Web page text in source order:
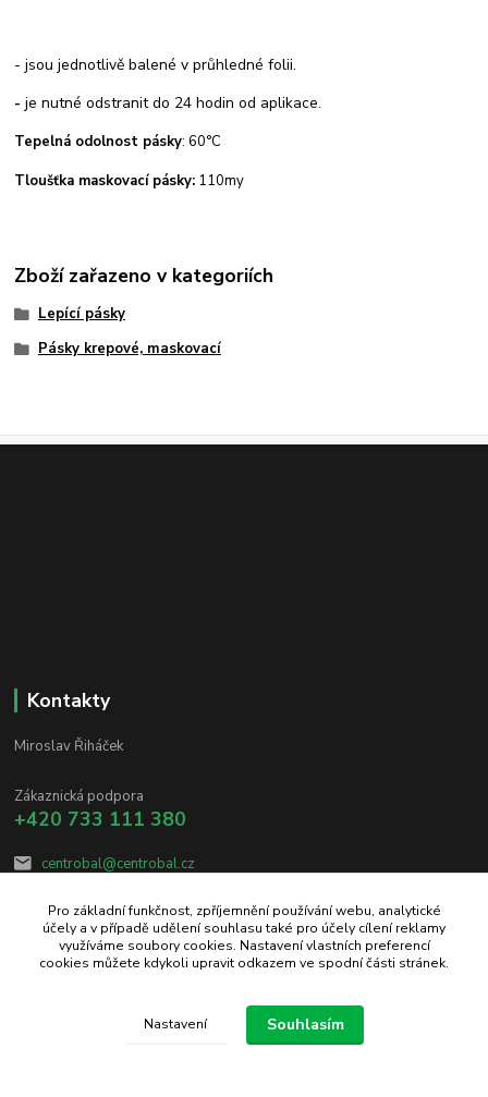
- jsou jednotlivě balené v průhledné folii.
- je nutné odstranit do 24 hodin od aplikace.
Tepelná odolnost pásky: 60°C
Tloušťka maskovací pásky: 110my
Zboží zařazeno v kategoriích
Lepící pásky
Pásky krepové, maskovací
Kontakty
Miroslav Řiháček
Zákaznická podpora
+420 733 111 380
centrobal@centrobal.cz
Upravit sběr cookies.
Pro základní funkčnost, zpříjemnění používání webu, analytické
účely a v případě udělení souhlasu také pro účely cílení reklamy
využíváme soubory cookies. Nastavení vlastních preferencí
cookies můžete kdykoli upravit odkazem ve spodní části stránek.
Nastavení Souhlasím